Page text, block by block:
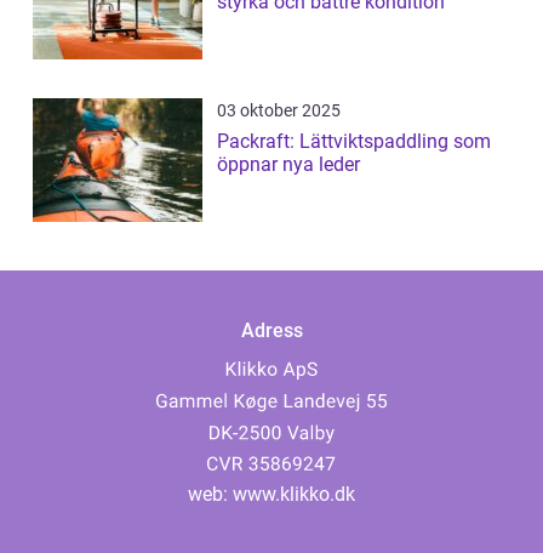
03 oktober 2025
Packraft: Lättviktspaddling som
öppnar nya leder
Adress
web: www.klikko.dk